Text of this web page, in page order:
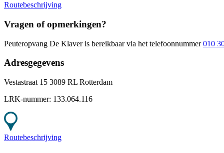
Routebeschrijving
Vragen of opmerkingen?
Peuteropvang De Klaveris bereikbaar via het telefoonnummer 010
Adresgegevens
Vestastraat 15 3089 RL Rotterdam
LRK-nummer: 133.064.116
Routebeschrijving